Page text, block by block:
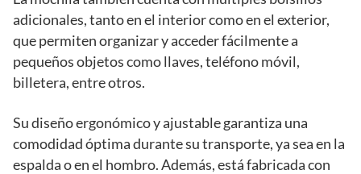
adicionales, tanto en el interior como en el exterior,
que permiten organizar y acceder fácilmente a
pequeños objetos como llaves, teléfono móvil,
billetera, entre otros.
Su diseño ergonómico y ajustable garantiza una
comodidad óptima durante su transporte, ya sea en la
espalda o en el hombro. Además, está fabricada con